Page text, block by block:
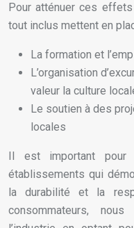
Pour atténuer ces
tout inclus mettent en
La formation et
L’organisation
valeur la culture
Le soutien à des
locales
Il est important
établissements qui
la durabilité et la
consommateurs,